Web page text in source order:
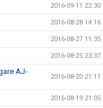
2016-09-11 22:30
2016-08-28 14:16
2016-08-27 11:35
2016-08-25 23:37
AJ-
2016-08-20 21:11
2016-08-19 21:05